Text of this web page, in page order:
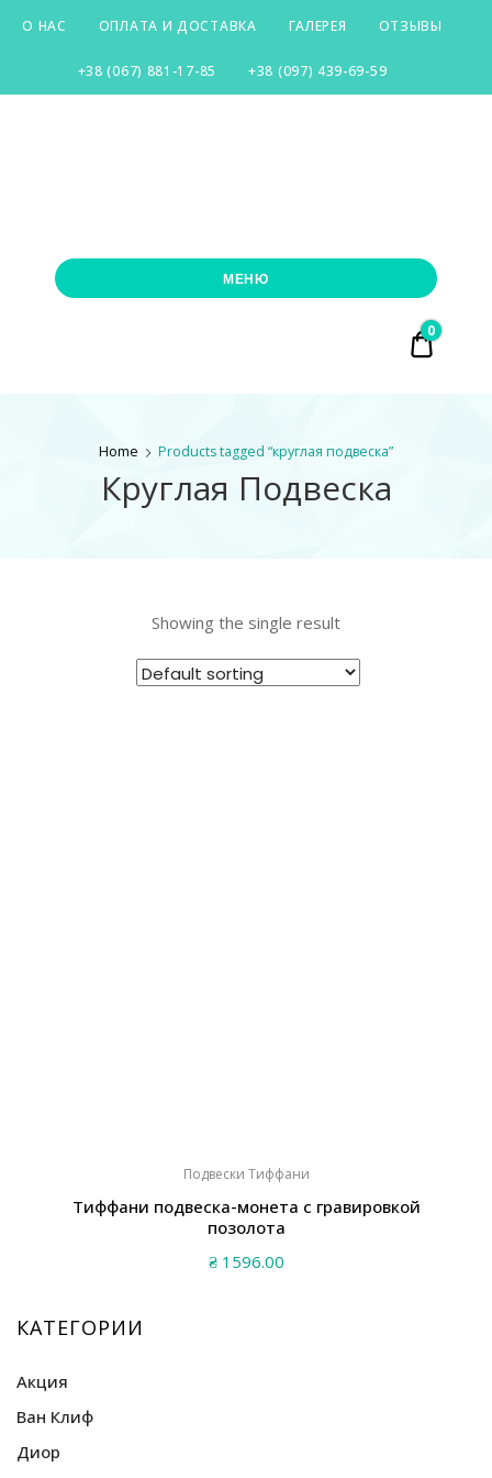
О НАС ОПЛАТА И ДОСТАВКА ГАЛЕРЕЯ ОТЗЫВЫ
+38 (067) 881-17-85 +38 (097) 439-69-59
МЕНЮ
₴ 0.00
0
Home Products tagged “круглая подвеска”
Круглая Подвеска
Showing the single result
Подвески Тиффани
Тиффани подвеска-монета с гравировкой
позолота
₴1596.00
КАТЕГОРИИ
Акция
Ван Клиф
Браслеты Ван Клиф
Диор